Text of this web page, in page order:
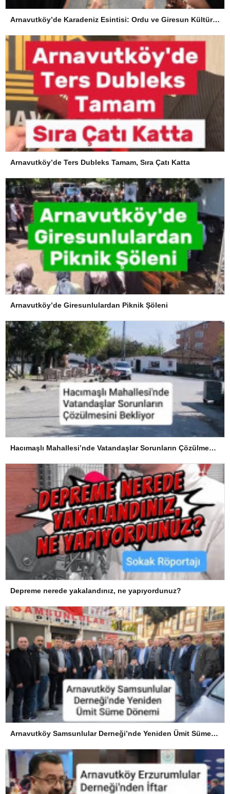
Arnavutköy’de Karadeniz Esintisi: Ordu ve Giresun Kültürü Memleket Günleri’nde Buluştu
Arnavutköy’de Ters Dubleks Tamam, Sıra Çatı Katta
Arnavutköy’de Giresunlulardan Piknik Şöleni
Hacımaşlı Mahallesi’nde Vatandaşlar Sorunların Çözülmesini Bekliyor
Depreme nerede yakalandınız, ne yapıyordunuz?
Arnavutköy Samsunlular Derneği’nde Yeniden Ümit Süme Dönemi